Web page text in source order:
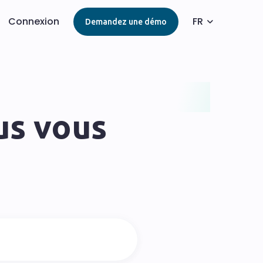
Connexion Demandez une démo FR
vous